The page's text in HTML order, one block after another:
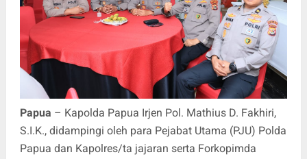
Papua – Kapolda Papua Irjen Pol. Mathius D. Fakhiri,
S.I.K., didampingi oleh para Pejabat Utama (PJU) Polda
Papua dan Kapolres/ta jajaran serta Forkopimda